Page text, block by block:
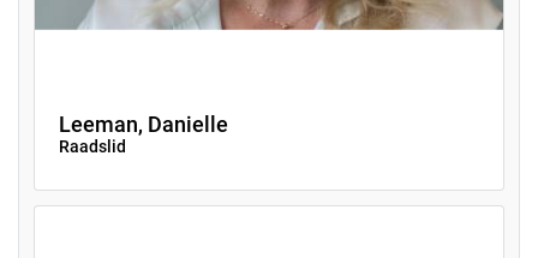
Leeman, Danielle
Raadslid